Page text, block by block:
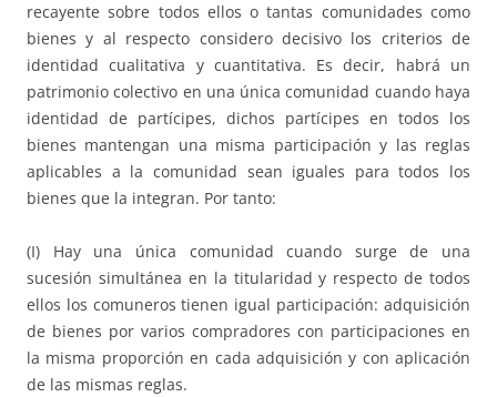
recayente sobre todos ellos o tantas comunidades como
bienes y al respecto considero decisivo los criterios de
identidad cualitativa y cuantitativa. Es decir, habrá un
patrimonio colectivo en una única comunidad cuando haya
identidad de partícipes, dichos partícipes en todos los
bienes mantengan una misma participación y las reglas
aplicables a la comunidad sean iguales para todos los
bienes que la integran. Por tanto:
(I) Hay una única comunidad cuando surge de una
sucesión simultánea en la titularidad y respecto de todos
ellos los comuneros tienen igual participación: adquisición
de bienes por varios compradores con participaciones en
la misma proporción en cada adquisición y con aplicación
de las mismas reglas.